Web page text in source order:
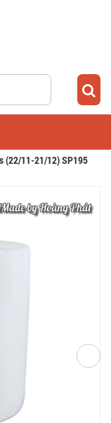
(22/11-21/12) SP195